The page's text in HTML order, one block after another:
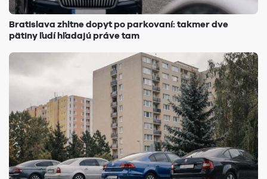
Bratislava zhltne dopyt po parkovaní: takmer dve
pätiny ľudí hľadajú práve tam